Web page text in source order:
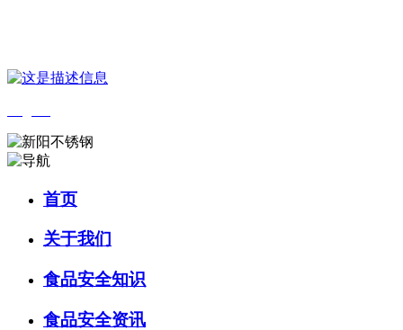
首页
关于我们
食品安全知识
食品安全资讯